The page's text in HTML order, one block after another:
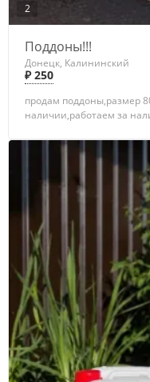
2
Поддоны!!!
Донецк, Калининский
₽ 250
продам поддоны,размер
наличии,работаем за